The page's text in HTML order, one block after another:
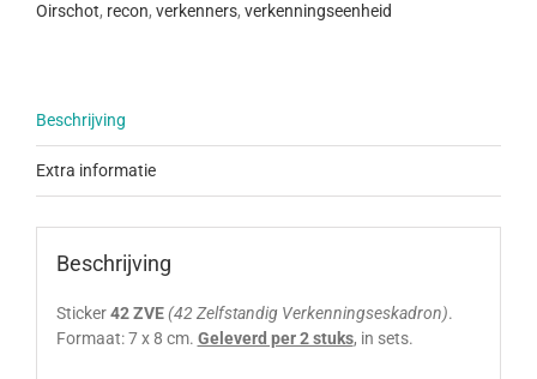
Oirschot, recon, verkenners, verkenningseenheid
Beschrijving
Extra informatie
Beschrijving
Sticker42 ZVE (42 Zelfstandig Verkenningseskadron).
Formaat: 7 x 8 cm. Geleverd per 2 stuks, in sets.